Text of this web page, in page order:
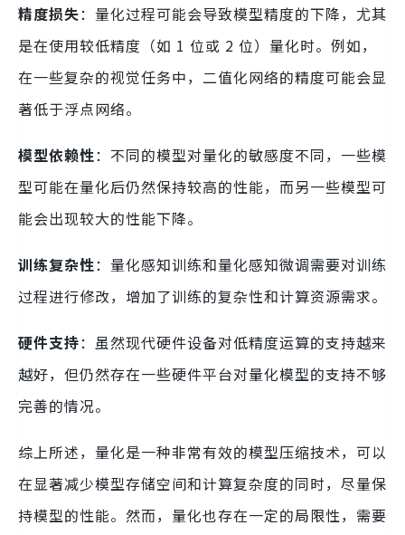
精度损失：量化过程可能会导致模型精度的下降，尤其
是在使用较低精度（如 1 位或 2 位）量化时。例如，
在一些复杂的视觉任务中，二值化网络的精度可能会显
著低于浮点网络。
模型依赖性：不同的模型对量化的敏感度不同，一些模
型可能在量化后仍然保持较高的性能，而另一些模型可
能会出现较大的性能下降。
训练复杂性：量化感知训练和量化感知微调需要对训练
过程进行修改，增加了训练的复杂性和计算资源需求。
硬件支持：虽然现代硬件设备对低精度运算的支持越来
越好，但仍然存在一些硬件平台对量化模型的支持不够
完善的情况。
综上所述，量化是一种非常有效的模型压缩技术，可以
在显著减少模型存储空间和计算复杂度的同时，尽量保
持模型的性能。然而，量化也存在一定的局限性，需要